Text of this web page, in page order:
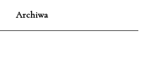
Archiwa